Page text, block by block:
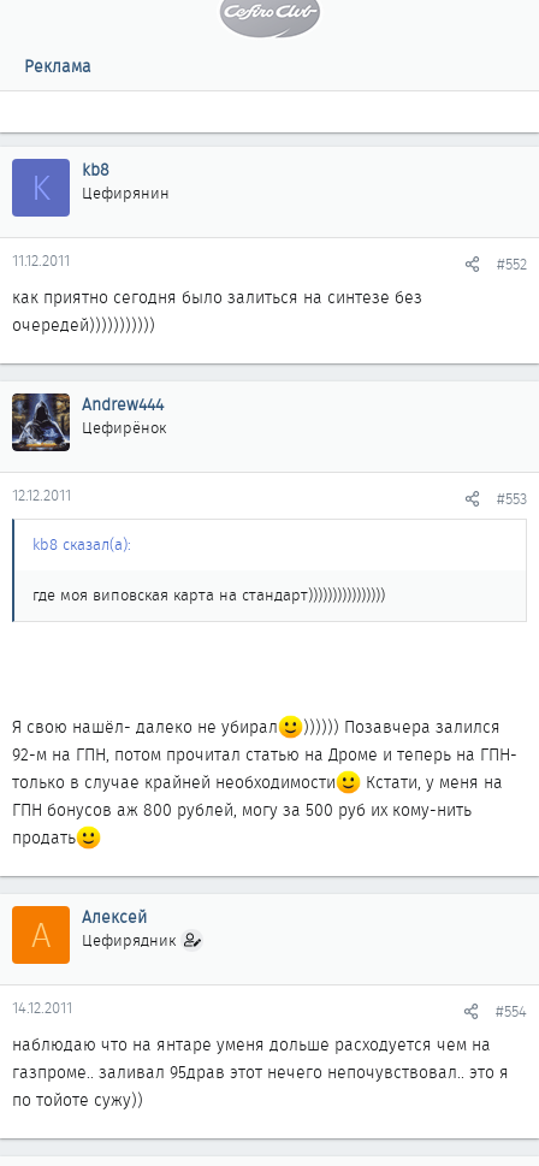
Реклама
K kb8
Цефирянин
11.12.2011 #552
как приятно сегодня было залиться на синтезе без
очередей)))))))))))
Andrew444
Цефирёнок
12.12.2011 #553
kb8 сказал(а):
где моя виповская карта на стандарт))))))))))))))))
Я свою нашёл- далеко не убирал
)))))) Позавчера залился
92-м на ГПН, потом прочитал статью на Дроме и теперь на ГПН-
только в случае крайней необходимости
Кстати, у меня на
ГПН бонусов аж 800 рублей, могу за 500 руб их кому-нить
продать
А Алексей
Цефирядник
14.12.2011 #554
наблюдаю что на янтаре уменя дольше расходуется чем на
газпроме.. заливал 95драв этот нечего непочувствовал.. это я
по тойоте сужу))